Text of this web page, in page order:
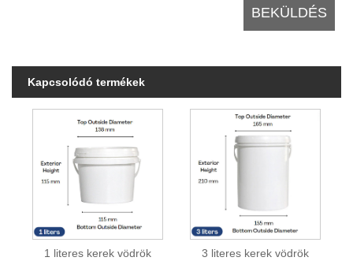
Kapcsolódó termékek
1 literes kerek vödrök 3 literes kerek vödrök